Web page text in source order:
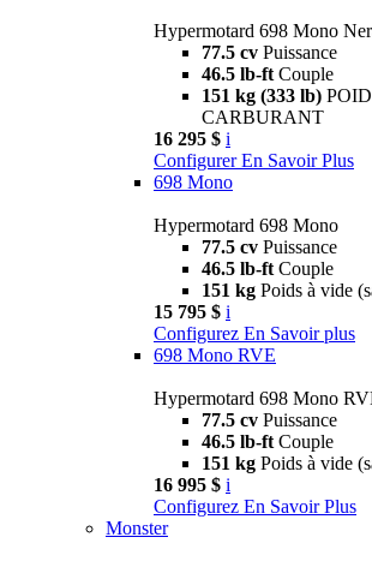
Hypermotard 698 Mono
77.5 cv Puissance
46.5 lb-ft Couple
151 kg (333 lb)
CARBURANT
16 295 $ i
Configurer En Savoir Plus
698 Mono
Hypermotard 698 Mono
77.5 cv Puissance
46.5 lb-ft Couple
151 kg Poids à vide
15 795 $ i
Configurez En Savoir plus
698 Mono RVE
Hypermotard 698 Mono
77.5 cv Puissance
46.5 lb-ft Couple
151 kg Poids à vide
16 995 $ i
Configurez En Savoir Plus
Monster